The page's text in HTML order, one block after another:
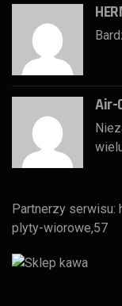
Air-
Partnerzy serwisu:
plyty-wiorowe,57